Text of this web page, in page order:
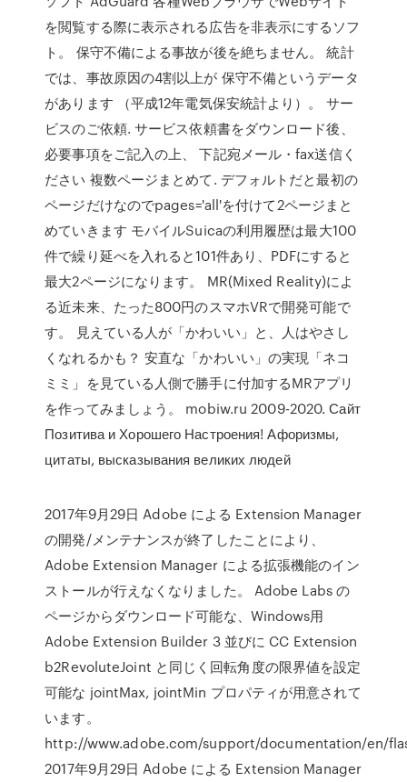
を閲覧する際に表示される広告を非表示にするソフ
ト。 保守不備による事故が後を絶ちません。 統計
では、事故原因の4割以上が 保守不備というデータ
があります （平成12年電気保安統計より）。 サー
ビスのご依頼. サービス依頼書をダウンロード後、
必要事項をご記入の上、 下記宛メール・fax送信く
ださい 複数ページまとめて. デフォルトだと最初の
ページだけなのでpages='all'を付けて2ページまと
めていきます モバイルSuicaの利用履歴は最大100
件で繰り延べを入れると101件あり、PDFにすると
最大2ページになります。 MR(Mixed Reality)によ
る近未来、たった800円のスマホVRで開発可能で
す。 見えている人が「かわいい」と、人はやさし
くなれるかも？ 安直な「かわいい」の実現「ネコ
ミミ」を見ている人側で勝手に付加するMRアプリ
を作ってみましょう。 mobiw.ru 2009-2020. Сайт
Позитива и Хорошего Настроения! Афоризмы,
цитаты, высказывания великих людей
2017年9月29日 Adobe による Extension Manager
の開発/メンテナンスが終了したことにより、
Adobe Extension Manager による拡張機能のイン
ストールが行えなくなりました。 Adobe Labs の
ページからダウンロード可能な、Windows用
Adobe Extension Builder 3 並びに CC Extension
b2RevoluteJoint と同じく回転角度の限界値を設定
可能な jointMax, jointMin プロパティが用意されて
います。
http://www.adobe.com/support/documentation/en/
2017年9月29日 Adobe による Extension Manager